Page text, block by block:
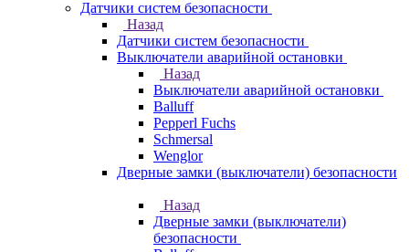
Датчики систем безопасности
Назад
Датчики систем безопасности
Выключатели аварийной остановки
Назад
Выключатели аварийной остановки
Balluff
Pepperl Fuchs
Schmersal
Wenglor
Дверные замки (выключатели) безопасности
Назад
Дверные замки (выключатели)
безопасности